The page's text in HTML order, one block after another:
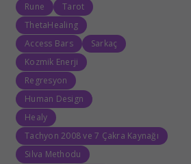
Rune
Tarot
ThetaHealing
Access Bars
Sarkaç
Kozmik Enerji
Regresyon
Human Design
Healy
Tachyon 2008 ve 7 Çakra Kaynağı
Silva Methodu